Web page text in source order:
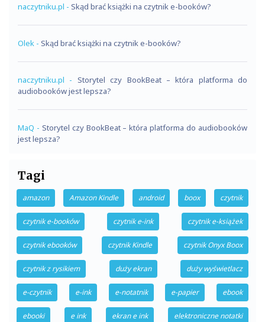
naczytniku.pl - Skąd brać książki na czytnik e-booków?
Olek - Skąd brać książki na czytnik e-booków?
naczytniku.pl - Storytel czy BookBeat – która platforma do
audiobooków jest lepsza?
MaQ - Storytel czy BookBeat – która platforma do audiobooków
jest lepsza?
Tagi
amazon Amazon Kindle android boox czytnik
czytnik e-booków czytnik e-ink czytnik e-książek
czytnik ebooków czytnik Kindle czytnik Onyx Boox
czytnik z rysikiem duży ekran duży wyświetlacz
e-czytnik e-ink e-notatnik e-papier ebook
ebooki e ink ekran e ink elektroniczne notatki